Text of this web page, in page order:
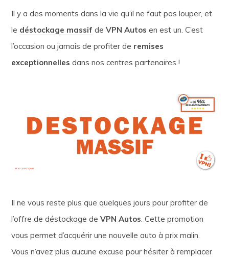
Il y a des moments dans la vie qu’il ne faut pas louper, et
le déstockage massif deVPN Autos en est un. C’est
l’occasion ou jamais de profiter de remises
exceptionnellesdans nos centres partenaires !
Il ne vous reste plus que quelques jours pour profiter de
l’offre de déstockage deVPN Autos. Cette promotion
vous permet d’acquérir une nouvelle auto à prix malin.
Vous n’avez plus aucune excuse pour hésiter à remplacer